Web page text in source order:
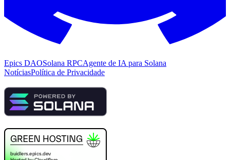
Epics DAOSolana RPCAgente de IA para Solana
NotíciasPolítica de Privacidade